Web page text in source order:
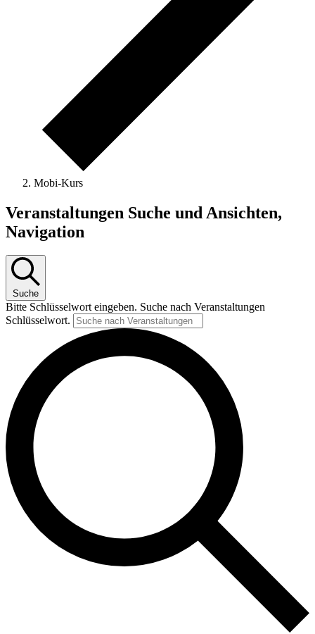
Mobi-Kurs
Veranstaltungen
Veranstaltungen Suche und Ansichten,
Navigation
Suche
Bitte Schlüsselwort eingeben. Suche nach Veranstaltungen
Schlüsselwort.